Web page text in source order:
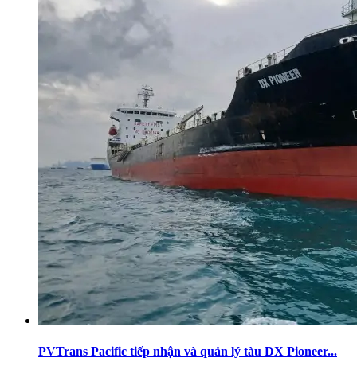
PVTrans Pacific tiếp nhận và quản lý tàu DX Pioneer...